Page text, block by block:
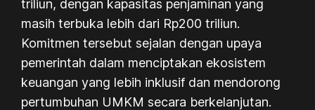
triliun, dengan kapasitas penjaminan yang
masih terbuka lebih dari Rp200 triliun.
Komitmen tersebut sejalan dengan upaya
pemerintah dalam menciptakan ekosistem
keuangan yang lebih inklusif dan mendorong
pertumbuhan UMKM secara berkelanjutan.